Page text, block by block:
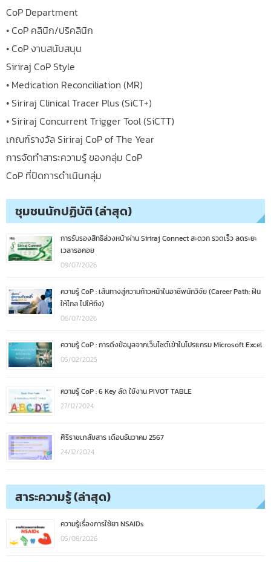
CoP Department
• CoP คลินิก/ปริคลินิก
• CoP งานสนับสนุน
Siriraj CoP Style
• Medication Reconciliation (MR)
• Siriraj Clinical Tracer Plus (SiCT+)
• Siriraj Concurrent Trigger Tool (SiCTT)
เกณฑ์รางวัล Siriraj CoP of The Year
การจัดทำสาระความรู้ ของกลุ่ม CoP
CoP ที่ปิดการดำเนินกลุ่ม
ชุมชนนักปฏิบัติ (ล่าสุด)
การรับรองสิทธิล่วงหน้าผ่าน Siriraj Connect สะดวก รวดเร็ว ลดระยะ
เวลารอคอย
09/07/2026
ความรู้ CoP : เส้นทางสู่ความก้าวหน้าในอาชีพนักวิจัย (Career Path: ฝัน
ให้ไกล ไปให้ถึง)
06/07/2026
ความรู้ CoP : การดึงข้อมูลจากเว็บไซต์เข้าในโปรแกรม Microsoft Excel
05/02/2025
ความรู้ CoP : 6 Key ลัด ใช้งาน PIVOT TABLE
27/12/2024
ศิริราชเภสัชสาร เดือนธันวาคม 2567
24/12/2024
สาระความรู้ (ล่าสุด)
ความรู้เรื่องการใช้ยา NSAIDs
05/08/2026